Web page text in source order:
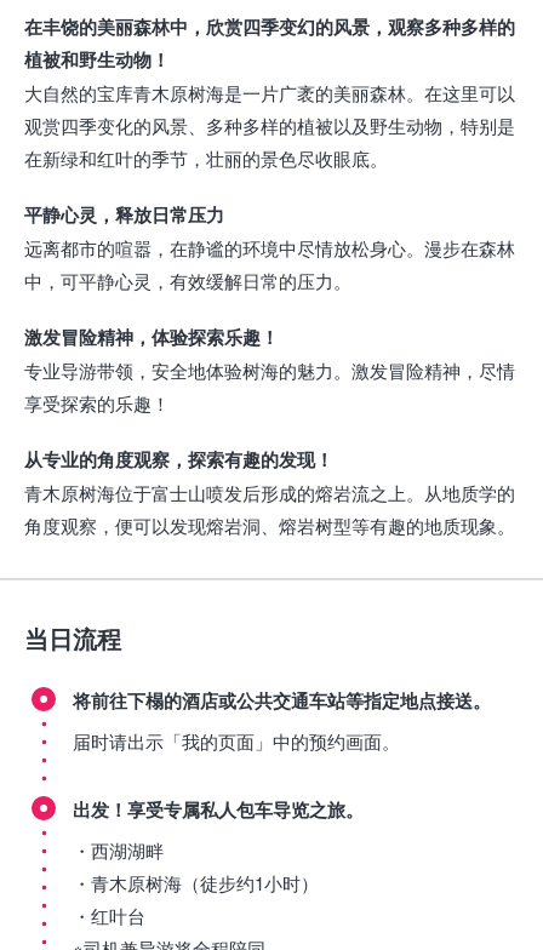
在丰饶的美丽森林中，欣赏四季变幻的风景，观察多种多样的
植被和野生动物！
大自然的宝库青木原树海是一片广袤的美丽森林。在这里可以
观赏四季变化的风景、多种多样的植被以及野生动物，特别是
在新绿和红叶的季节，壮丽的景色尽收眼底。
平静心灵，释放日常压力
远离都市的喧嚣，在静谧的环境中尽情放松身心。漫步在森林
中，可平静心灵，有效缓解日常的压力。
激发冒险精神，体验探索乐趣！
专业导游带领，安全地体验树海的魅力。激发冒险精神，尽情
享受探索的乐趣！
从专业的角度观察，探索有趣的发现！
青木原树海位于富士山喷发后形成的熔岩流之上。从地质学的
角度观察，便可以发现熔岩洞、熔岩树型等有趣的地质现象。
当日流程
将前往下榻的酒店或公共交通车站等指定地点接送。
届时请出示「我的页面」中的预约画面。
出发！享受专属私人包车导览之旅。
・西湖湖畔
・青木原树海（徒步约1小时）
・红叶台